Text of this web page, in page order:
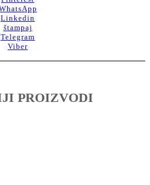
Linkedin
štampaj
Telegram
Viber
PROIZVODI